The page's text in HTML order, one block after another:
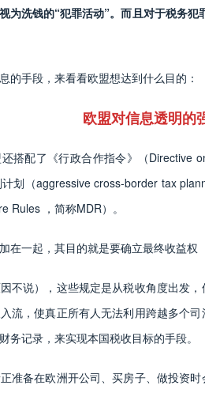
为洗钱的“犯罪活动”。而且对于税务
的手段，来看看欧盟想达到什么目的：
欧盟对信息透明的
搭配了《行政合作指令》（Directive
划（aggressive cross-border tax
Rules ，简称MDR）。
在一起，其目的就是要确立最终收益
不说），这些规定是从税收角度出发
流，使真正所有人无法利用跨越多个
务记录，来实现本国税收目标的手段。
准备在欧洲开公司、买房子、做投资